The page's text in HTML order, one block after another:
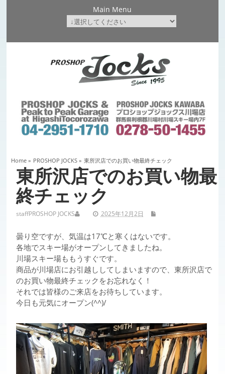
Main Menu
Home» PROSHOP JOCKS » 東所沢店でのお買い物最終チェック
東所沢店でのお買い物最
終チェック
staff 2025年12月2日
PROSHOP JOCKS
曇り空ですが、気温は17℃と寒くはないです。
各地でスキー場がオープンしてきましたね。
川場スキー場ももうすぐです。
商品が川場店にお引越ししてしまいますので、東所沢店で
のお買い物最終チェックをお忘れなく！
それでは皆様のご来店をお待ちしています。
今日も元気にオープン(^^)/